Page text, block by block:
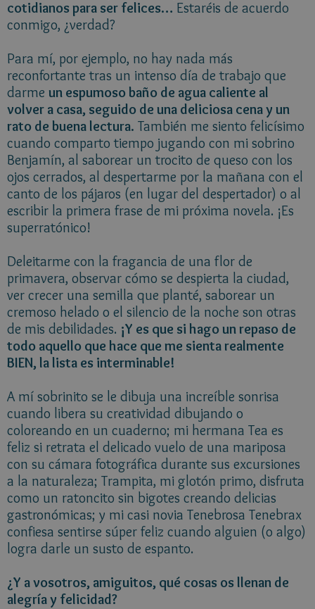
cotidianos para ser felices… Estaréis de acuerdo
conmigo, ¿verdad?
Para mí, por ejemplo, no hay nada más
reconfortante tras un intenso día de trabajo que
darme un espumoso baño de agua caliente al
volver a casa, seguido de una deliciosa cena y un
rato de buena lectura. También me siento felicísimo
cuando comparto tiempo jugando con mi sobrino
Benjamín, al saborear un trocito de queso con los
ojos cerrados, al despertarme por la mañana con el
canto de los pájaros (en lugar del despertador) o al
escribir la primera frase de mi próxima novela. ¡Es
superratónico!
Deleitarme con la fragancia de una flor de
primavera, observar cómo se despierta la ciudad,
ver crecer una semilla que planté, saborear un
cremoso helado o el silencio de la noche son otras
de mis debilidades. ¡Y es que si hago un repaso de
todo aquello que hace que me sienta realmente
BIEN, la lista es interminable!
A mí sobrinito se le dibuja una increíble sonrisa
cuando libera su creatividad dibujando o
coloreando en un cuaderno; mi hermana Tea es
feliz si retrata el delicado vuelo de una mariposa
con su cámara fotográfica durante sus excursiones
a la naturaleza; Trampita, mi glotón primo, disfruta
como un ratoncito sin bigotes creando delicias
gastronómicas; y mi casi novia Tenebrosa Tenebrax
confiesa sentirse súper feliz cuando alguien (o algo)
logra darle un susto de espanto.
¿Y a vosotros, amiguitos, qué cosas os llenan de
alegría y felicidad?